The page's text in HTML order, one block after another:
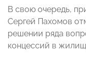
В свою очередь,
Сергей Пахомов
решении ряда
концессий в